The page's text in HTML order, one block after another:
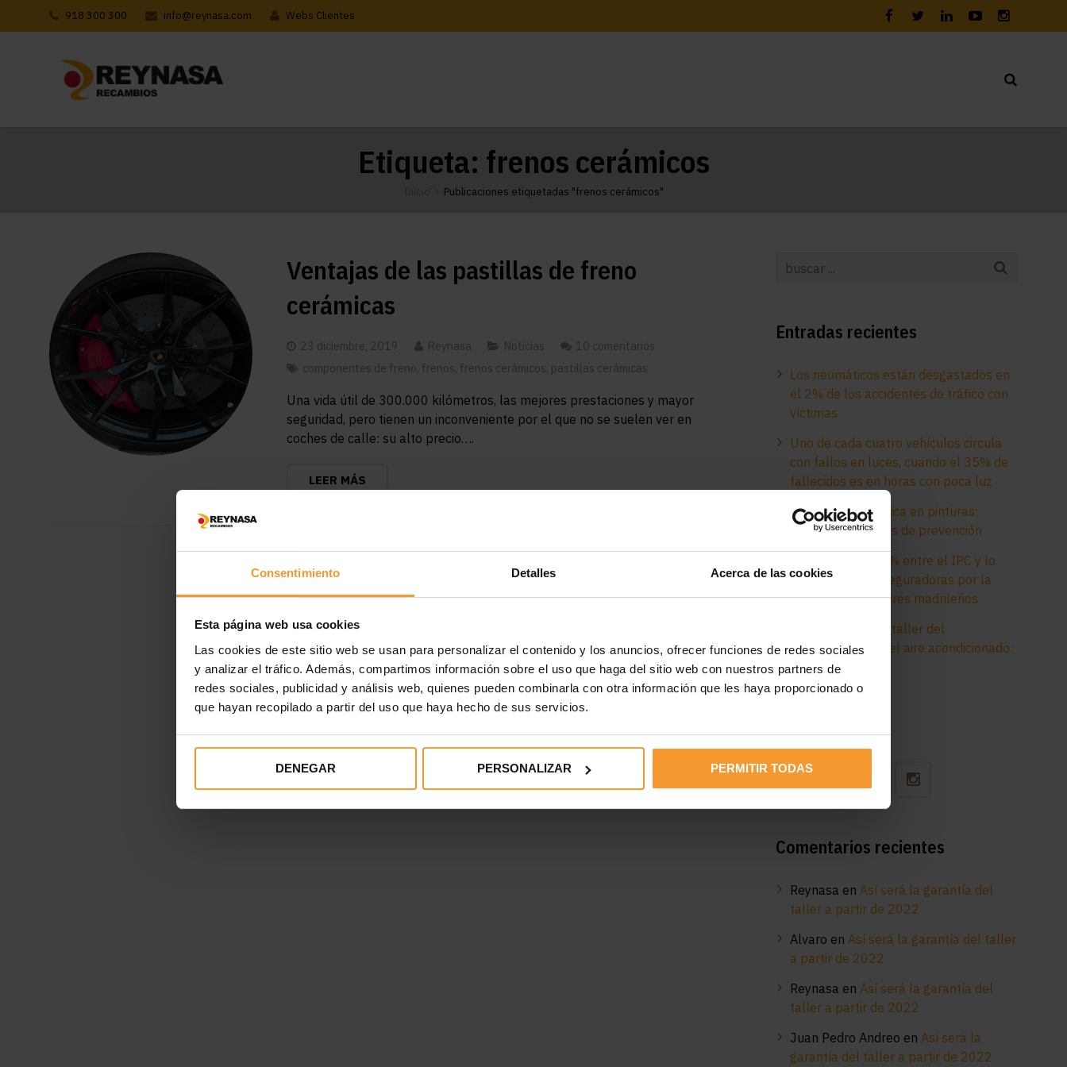
Consentimiento Detalles Acerca de las cookies
Esta página web usa cookies
Las cookies de este sitio web se usan para personalizar el contenido y los anuncios, ofrecer funciones de redes sociales
y analizar el tráfico. Además, compartimos información sobre el uso que haga del sitio web con nuestros partners de
redes sociales, publicidad y análisis web, quienes pueden combinarla con otra información que les haya proporcionado o
que hayan recopilado a partir del uso que haya hecho de sus servicios.
DENEGAR PERSONALIZAR PERMITIR TODAS
918 300 300 info@reynasa.com Webs Clientes
Etiqueta: frenos cerámicos
Publicaciones etiquetadas "frenos cerámicos"
Ventajas de las pastillas de freno
cerámicas
23 diciembre, 2019 Reynasa Noticias
10 comentarios
componentes de freno, frenos, frenos cerámicos, pastillas cerámicas
Una vida útil de 300.000 kilómetros, las mejores prestaciones y mayor
seguridad, pero tienen un inconveniente por el que no se suelen ver en
coches de calle: su alto precio….
LEER MÁS
Entradas recientes
Los neumáticos están desgastados en
el 2% de los accidentes de tráfico con
víctimas
Uno de cada cuatro vehículos circula
con fallos en luces, cuando el 35% de
fallecidos es en horas con poca luz
Electricidad estática en pinturas:
peligros y medidas de prevención
Desfase del 45,1% entre el IPC y lo
que pagan las aseguradoras por la
pintura a los talleres madrileños
Diagnóstico en el taller del
funcionamiento del aire acondicionado:
consejos clave
Síguenos
Comentarios recientes
Reynasa en Así será la garantía del
taller a partir de 2022
Alvaro en Así será la garantía del taller
a partir de 2022
Reynasa en Así será la garantía del
taller a partir de 2022
Juan Pedro Andreo en Así será la
garantía del taller a partir de 2022